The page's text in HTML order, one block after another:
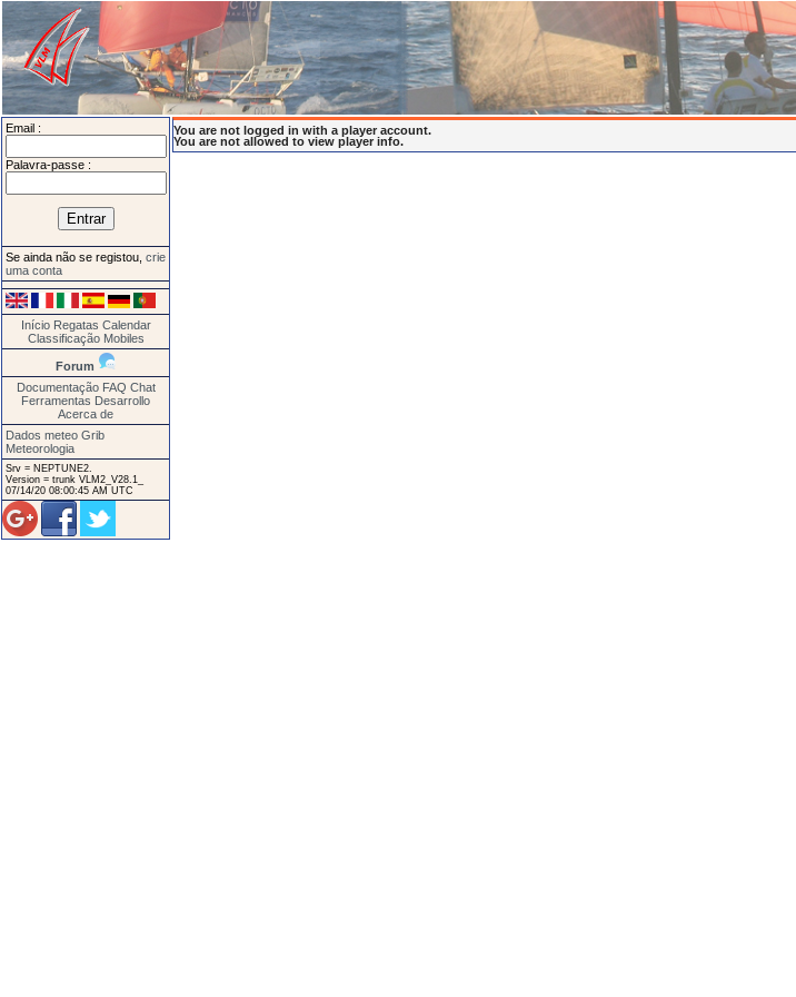
Email :
Palavra-passe :
Se ainda não se registou, crie
uma conta
Início Regatas Calendar
Classificação Mobiles
Forum
Documentação FAQ Chat
Ferramentas Desarrollo
Acerca de
Dados meteo Grib
Meteorologia
Srv = NEPTUNE2.
Version = trunk VLM2_V28.1_
07/14/20 08:00:45 AM UTC
You are not logged in with a player account.
You are not allowed to view player info.